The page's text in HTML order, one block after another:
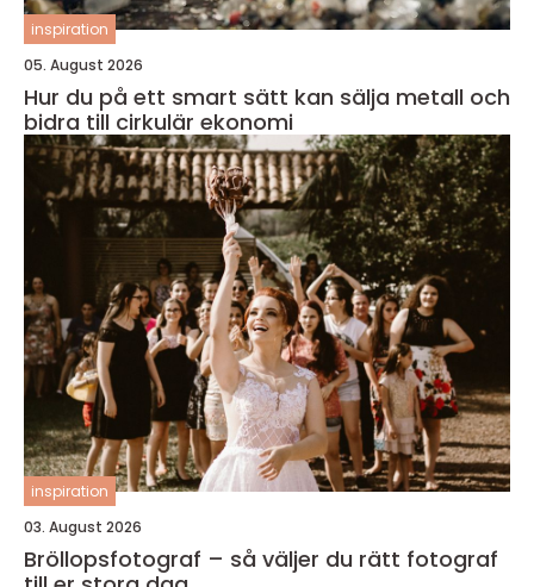
inspiration
05. August 2026
Hur du på ett smart sätt kan sälja metall och
bidra till cirkulär ekonomi
inspiration
03. August 2026
Bröllopsfotograf – så väljer du rätt fotograf